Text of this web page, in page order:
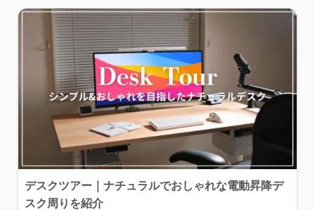
デスクツアー｜ナチュラルでおしゃれな電動昇降デ
スク周りを紹介